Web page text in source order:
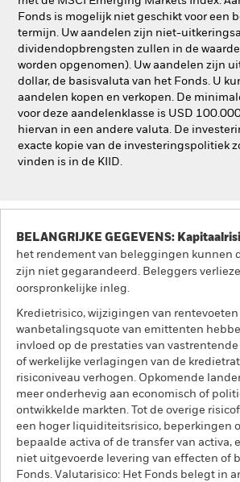
Fonds is mogelijk niet geschikt voor een
termijn. Uw aandelen zijn niet-
dividendopbrengsten zullen in de
worden opgenomen). Uw aandelen zijn
dollar, de basisvaluta van het Fonds. U
aandelen kopen en verkopen. De
voor deze aandelenklasse is USD
hiervan in een andere valuta. De
exacte kopie van de investeringspolitiek
vinden is in de KIID.
BELANGRIJKE GEGEVENS:
het rendement van beleggingen kunnen
zijn niet gegarandeerd. Beleggers
oorspronkelijke inleg.
Kredietrisico, wijzigingen van
wanbetalingsquote van emittenten
invloed op de prestaties van
of werkelijke verlagingen van de
risiconiveau verhogen. Opkomende
meer onderhevig aan economisch of
ontwikkelde markten. Tot de overige
een hoger liquiditeitsrisico, beperkingen
bepaalde activa of de transfer van activa,
niet uitgevoerde levering van effecten of
Fonds. Valutarisico: Het Fonds belegt in